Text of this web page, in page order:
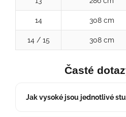
14 308 cm
14 / 15 308 cm
Časté
Jak vysoké jsou jednotlivé